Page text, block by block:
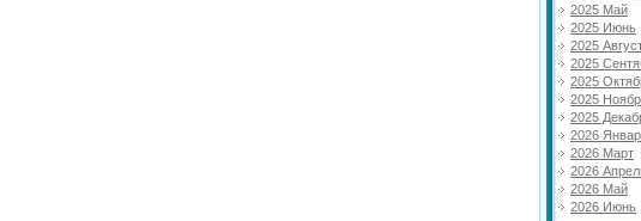
2025 Май
2025 Июнь
2025
2025
2025
2025
2025
2026
2026 Март
2026
2026 Май
2026 Июнь